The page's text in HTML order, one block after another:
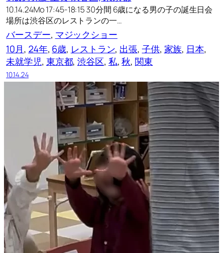
10.14.24Mo 17:45-18:15 30分間 6歳になる男の子の誕生日会
場所は渋谷区のレストランの一…
バースデー, マジックショー
10月, 24年, 6歳, レストラン, 出張, 子供, 家族, 日本
未就学児, 東京都, 渋谷区, 私, 秋, 関東
10.14.24